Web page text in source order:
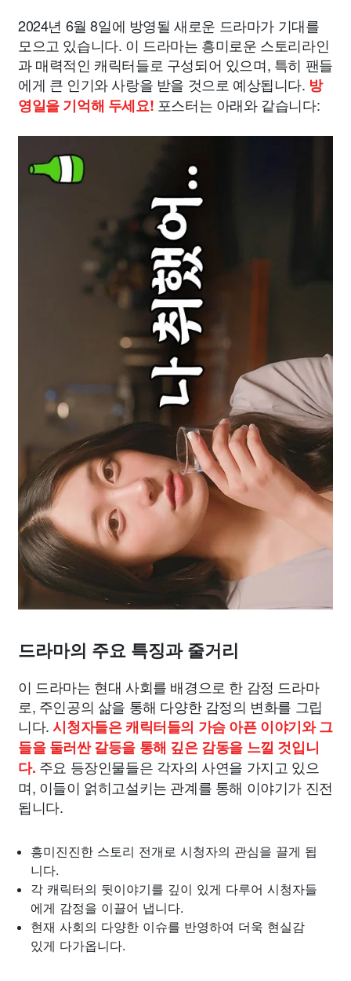
2024년 6월 8일에 방영될 새로운 드라마가 기대를
모으고 있습니다. 이 드라마는 흥미로운 스토리라인
과 매력적인 캐릭터들로 구성되어 있으며, 특히 팬들
에게 큰 인기와 사랑을 받을 것으로 예상됩니다. 방
영일을 기억해 두세요! 포스터는 아래와 같습니다:
드라마의 주요 특징과 줄거리
이 드라마는 현대 사회를 배경으로 한 감정 드라마
로, 주인공의 삶을 통해 다양한 감정의 변화를 그립
니다.시청자들은 캐릭터들의 가슴 아픈 이야기와 그
들을 둘러싼 갈등을 통해 깊은 감동을 느낄 것입니
다. 주요 등장인물들은 각자의 사연을 가지고 있으
며, 이들이 얽히고설키는 관계를 통해 이야기가 진전
됩니다.
흥미진진한 스토리 전개로 시청자의 관심을 끌게 됩
니다.
각 캐릭터의 뒷이야기를 깊이 있게 다루어 시청자들
에게 감정을 이끌어 냅니다.
현재 사회의 다양한 이슈를 반영하여 더욱 현실감
있게 다가옵니다.